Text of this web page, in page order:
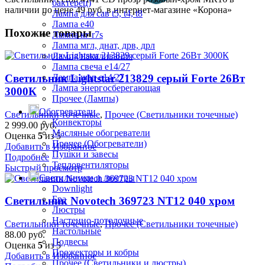
бактерец)
Лампа для сав t5, t4, t8
Лампа е40
Лампа кг r7s
Лампа мгл, днат, дрв, дрл
Лампа накаливания
Лампа свеча е14/27
Лампа шар е14/27
Лампа энергосберегающая
Прочее (Лампы)
Обогреватели
Конвекторы
Масляные обогреватели
Прочее (Обогреватели)
Пушки и завесы
Тепловентиляторы
Светильники и люстры
Downlight
Бра
Люстры
Настенно-потолочные
Настольные
Подвесы
Прожекторы и кобры
Прочее (Светильники и люстры)
наличии по цене 49 руб. в интернет-магазине «Корона»
Похожие товары
Светильник Lightstar 213829 серый Forte 26Вт
3000К
Светильники точечные, Прочее (Светильники точечные)
2 999.00 руб.
Оценка 5из 5
Добавить в Избранное
Подробнее
Быстрый просмотр
Светильник Novotech 369723 NT12 040 хром
Светильники точечные,Прочее (Светильники точечные)
88.00 руб.
Оценка 5из 5
Добавить в Избранное